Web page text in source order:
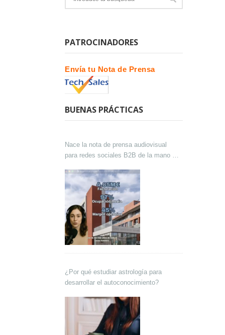
PATROCINADORES
Envía tu Nota de Prensa
BUENAS PRÁCTICAS
Nace la nota de prensa audiovisual
para redes sociales B2B de la mano de
¿Por qué estudiar astrología para
desarrollar el autoconocimiento?